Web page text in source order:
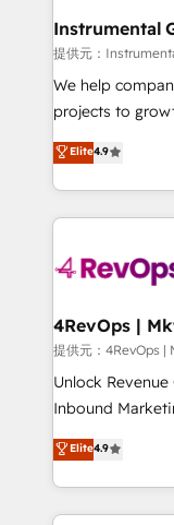
built for the
marketing
fuel long-term success We
customer
ensure long-
and service to drive
HubSpot
teams has
explore
looking
Instrumental
提供元：
We help
projects to
Hire an agency
HubSpot and
team to
experience for
Elite4.9
提供元：
Unlock
Inbound
specialize in
across
and customer
methodologies.
Elite4.9